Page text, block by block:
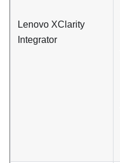
Lenovo XClarity
Integrator